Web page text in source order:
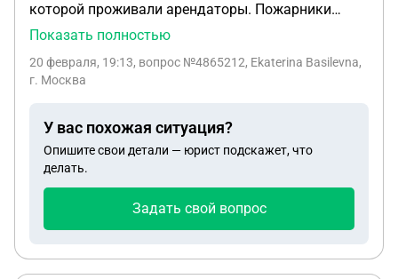
которой проживали арендаторы. Пожарники
написали очаг и причину с их слов. Очаг: потолок,
Я не согласилась, просили назначить гос
делается из другого города по Фото. Я, как
собственник осталась без имущества, с
расходами и счетами. С меня требуют
арендаторы аренду, залог, ука требует 130т на
ремонт подъезда. Хотя там стены отмыты,
меня в плохой проводке, хотя проводка новая или
Показать полностью
20 февраля, 19:13, вопрос №4865212, Ekaterina Basilevna,
г. Москва
У вас похожая ситуация?
Опишите свои детали — юрист подскажет, что
делать.
Задать свой вопрос